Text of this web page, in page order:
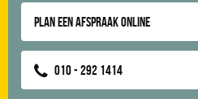
Plan een afspraak online
010 - 292 1414